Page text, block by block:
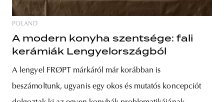
POLAND
A modern konyha szentsége: fali
kerámiák Lengyelországból
A lengyel FRØPT márkáról már korábban is
beszámoltunk, ugyanis egy okos és mutatós koncepciót